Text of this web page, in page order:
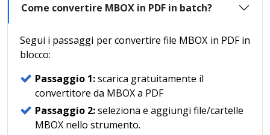
Come convertire MBOX in PDF in batch?
Segui i passaggi per convertire file MBOX in PDF in
blocco:
Passaggio 1:scarica gratuitamente il
convertitore da MBOX a PDF
Passaggio 2:seleziona e aggiungi file/cartelle
MBOX nello strumento.